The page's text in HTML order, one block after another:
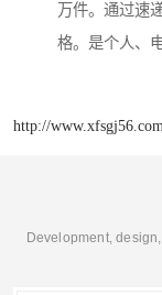
万件。通过速
格。是个人、
http://www.xfsgj56.com
Development,